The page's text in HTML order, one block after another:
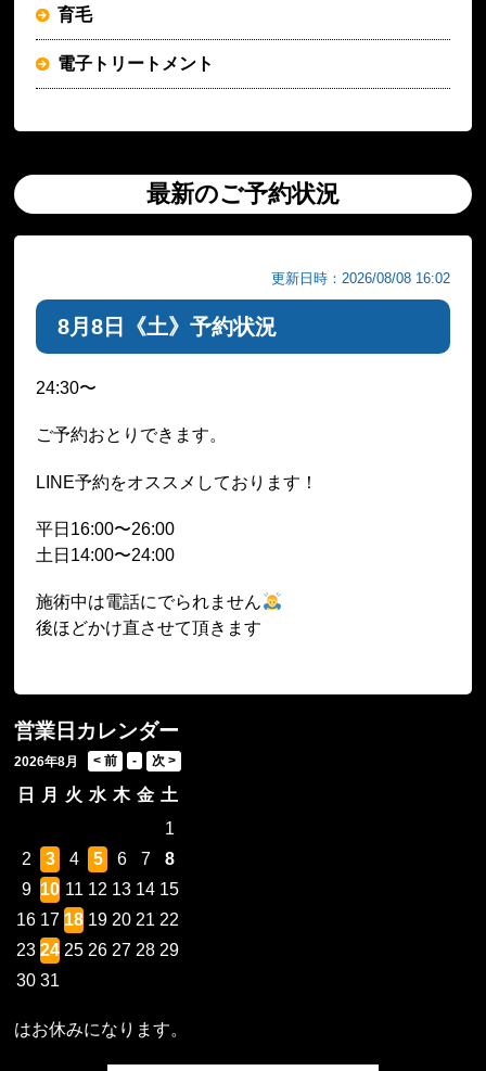
育毛
電子トリートメント
最新のご予約状況
更新日時：2026/08/08 16:02
8月8日《土》予約状況
24:30〜
ご予約おとりできます。
LINE予約をオススメしております！
平日16:00〜26:00
土日14:00〜24:00
施術中は電話にでられません
後ほどかけ直させて頂きます
営業日カレンダー
2026年8月
日 月 火 水 木 金 土
1
2
3 4 5 6 7
8
9 10 11 12 13 14 15
16 17 18 19 20 21 22
23 24 25 26 27 28 29
30 31
はお休みになります。